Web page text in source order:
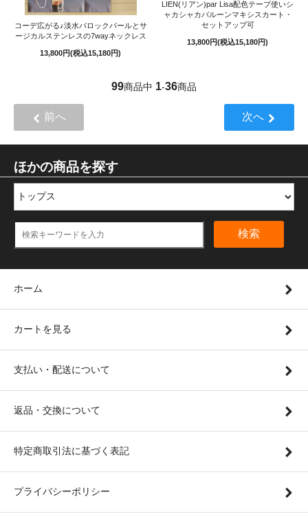
コーデ広がる♪淡水バロックパールとサ
ージカルステンレスの7wayネックレス
13,800円(税込15,180円)
LIEN(リアン)par Lisa配色テープ使いシ
ャカシャカバルーンマキシスカート・
セットアップ可
13,800円(税込15,180円)
99商品中 1-36商品
前へ 次へ
ほかの商品を探す
検索
ホーム
カートを見る
支払い・配送について
返品・交換について
特定商取引法に基づく表記
プライバシーポリシー